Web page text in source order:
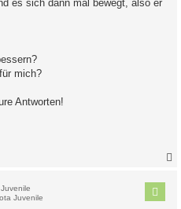
es sich dann mal bewegt, also er
mich?
Antworten!